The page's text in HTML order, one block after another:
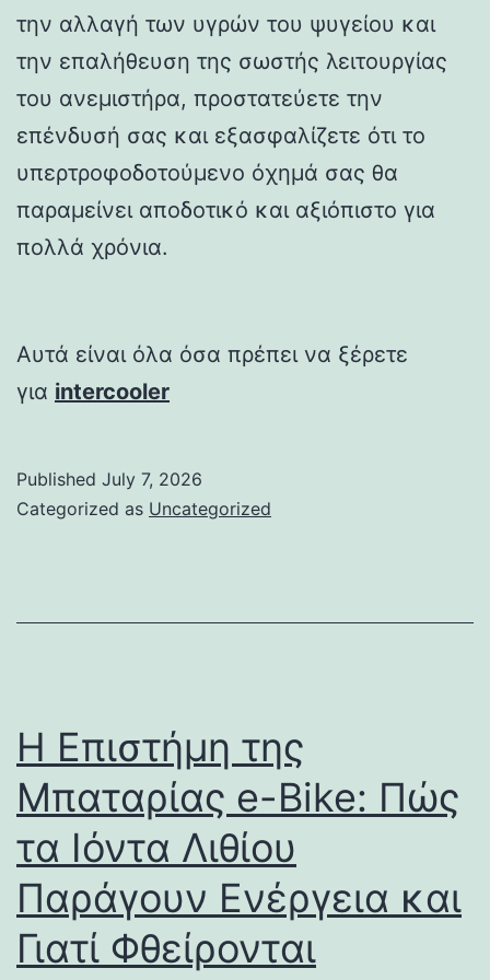
την αλλαγή των υγρών του ψυγείου και
την επαλήθευση της σωστής λειτουργίας
του ανεμιστήρα, προστατεύετε την
επένδυσή σας και εξασφαλίζετε ότι το
υπερτροφοδοτούμενο όχημά σας θα
παραμείνει αποδοτικό και αξιόπιστο για
πολλά χρόνια.
Αυτά είναι όλα όσα πρέπει να ξέρετε
για intercooler
Published July 7, 2026
Categorized as Uncategorized
Η Επιστήμη της
Μπαταρίας e-Bike: Πώς
τα Ιόντα Λιθίου
Παράγουν Ενέργεια και
Γιατί Φθείρονται